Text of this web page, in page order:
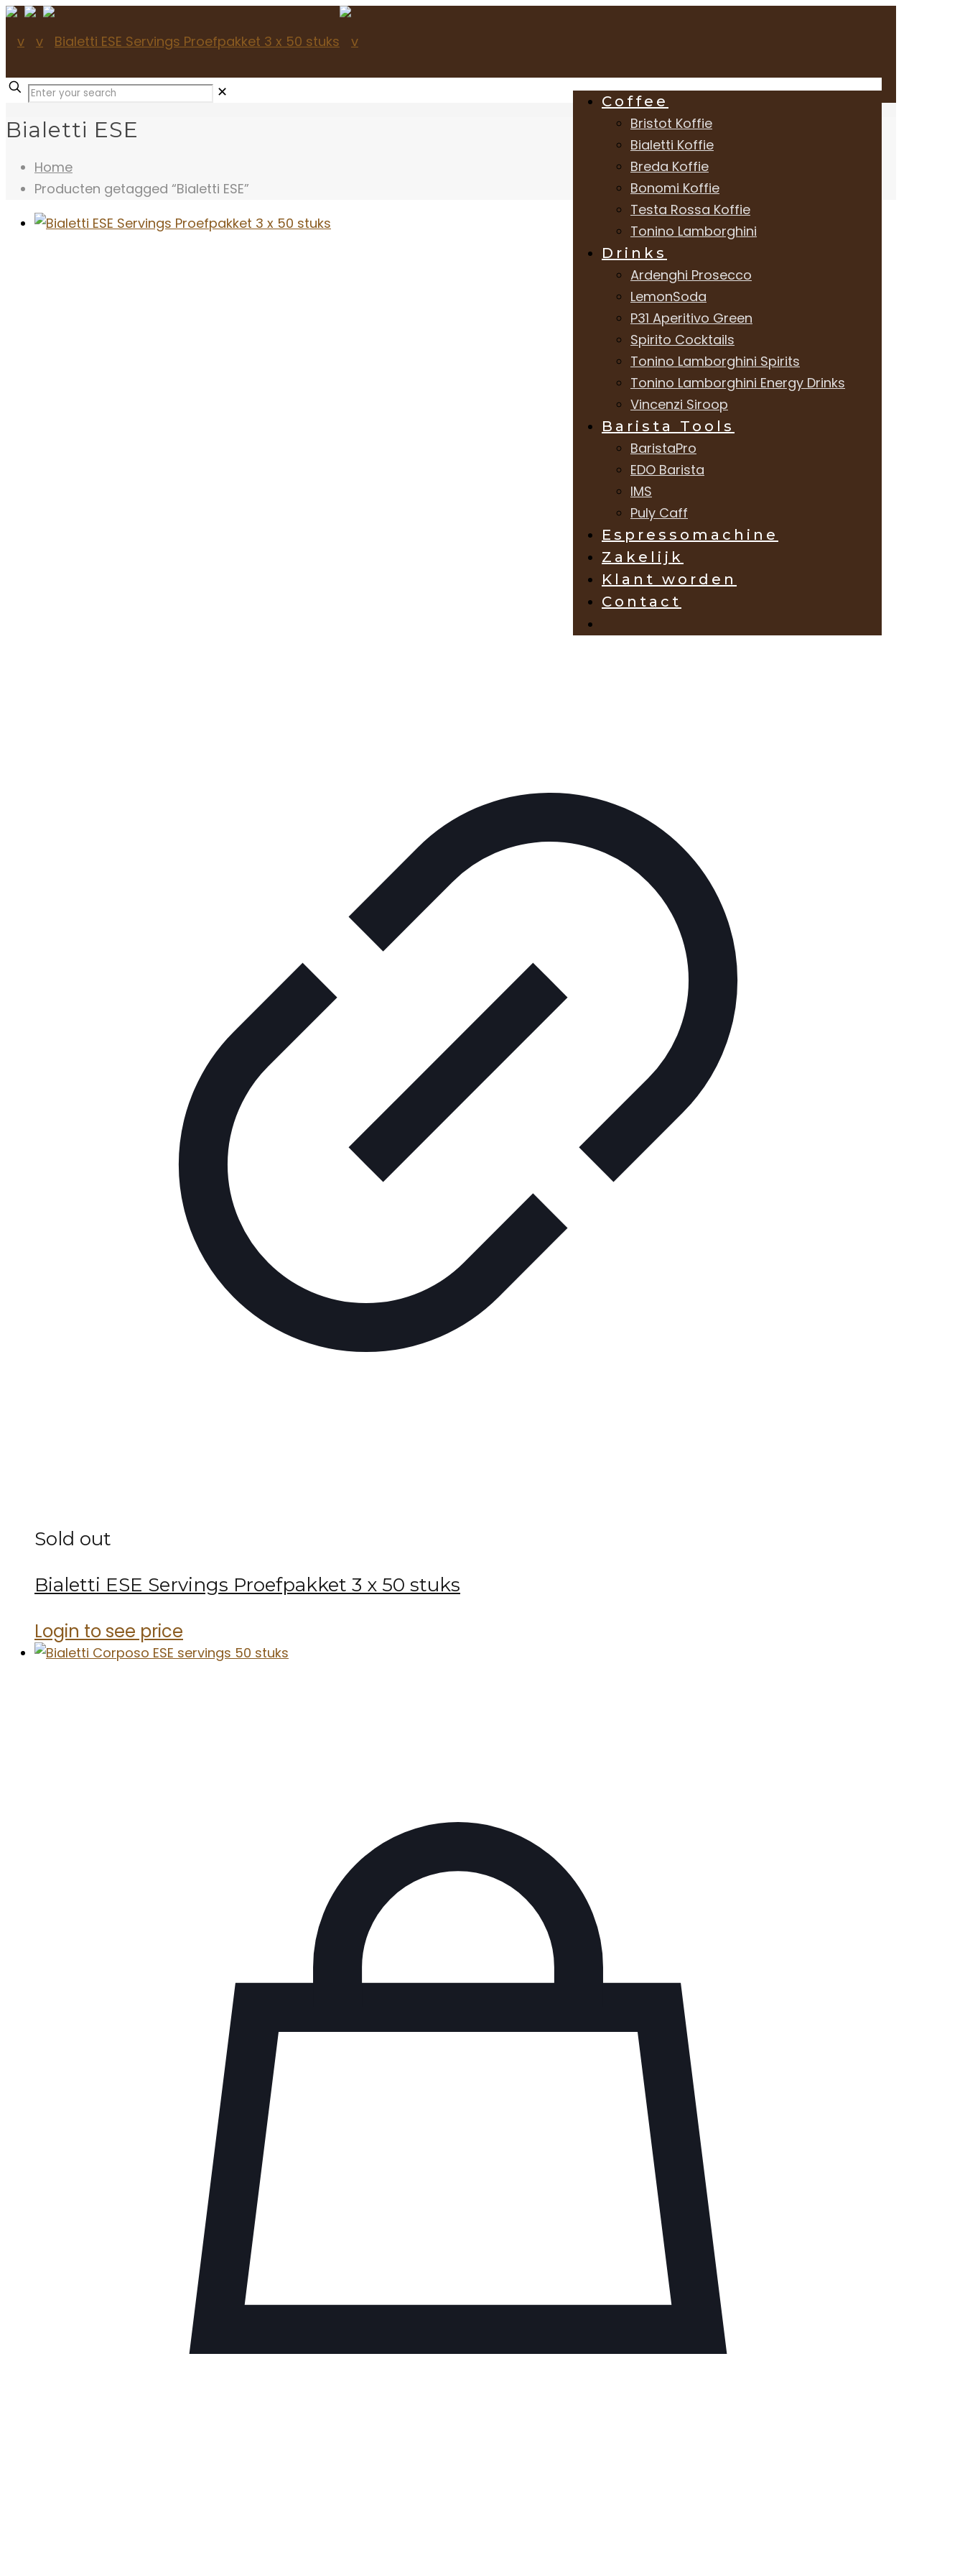
Coffee
Bristot Koffie
Bialetti Koffie
Breda Koffie
Bonomi Koffie
Testa Rossa Koffie
Tonino Lamborghini
Drinks
Ardenghi Prosecco
LemonSoda
P31 Aperitivo Green
Spirito Cocktails
Tonino Lamborghini Spirits
Tonino Lamborghini Energy Drinks
Vincenzi Siroop
Barista Tools
BaristaPro
EDO Barista
IMS
Puly Caff
Espressomachine
Zakelijk
Klant worden
Contact
✕
Bialetti ESE
Home
Producten getagged “Bialetti ESE”
Sold out
Bialetti ESE Servings Proefpakket 3 x 50 stuks
Login to see price